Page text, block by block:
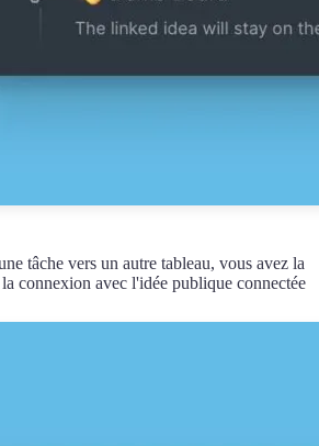
tâche vers un autre tableau, vous avez la
connexion avec l'idée publique connectée